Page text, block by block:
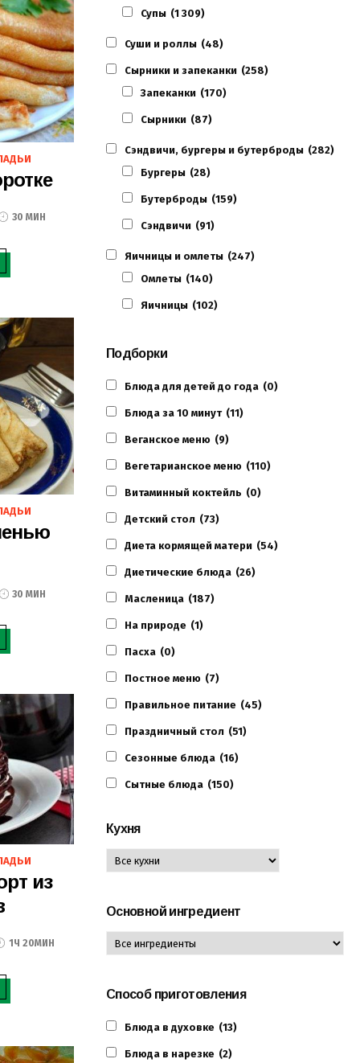
30 МИН
30 МИН
из
1Ч 20МИН
Супы (1 309)
Суши и роллы (48)
Сырники и запеканки (258)
Запеканки (170)
Сырники (87)
Сэндвичи, бургеры и бутерброды (282)
Бургеры (28)
Бутерброды (159)
Сэндвичи (91)
Яичницы и омлеты (247)
Омлеты (140)
Яичницы (102)
Подборки
Блюда для детей до года (0)
Блюда за 10 минут (11)
Веганское меню (9)
Вегетарианское меню (110)
Витаминный коктейль (0)
Детский стол (73)
Диета кормящей матери (54)
Диетические блюда (26)
Масленица (187)
На природе (1)
Пасха (0)
Постное меню (7)
Правильное питание (45)
Праздничный стол (51)
Сезонные блюда (16)
Сытные блюда (150)
Кухня
Основной ингредиент
Способ приготовления
Блюда в духовке (13)
Блюда в нарезке (2)